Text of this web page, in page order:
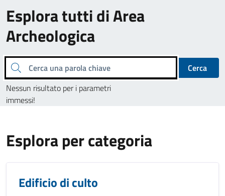
Esplora tutti di Area
Archeologica
Cerca una parola chiave
Cerca
Nessun risultato per i parametri
immessi!
Esplora per categoria
Edificio di culto